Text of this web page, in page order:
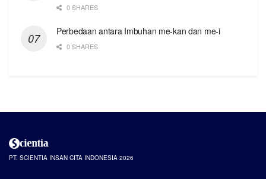
0 SHARES
Perbedaan antara Imbuhan me-kan dan me-i
0 SHARES
PT. SCIENTIA INSAN CITA INDONESIA 2026